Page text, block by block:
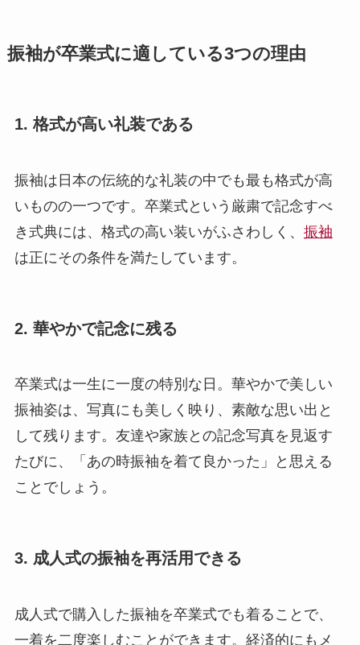
振袖が卒業式に適している3つの理由
1. 格式が高い礼装である
振袖は日本の伝統的な礼装の中でも最も格式が高
いものの一つです。卒業式という厳粛で記念すべ
き式典には、格式の高い装いがふさわしく、 振袖
は正にその条件を満たしています。
2. 華やかで記念に残る
卒業式は一生に一度の特別な日。華やかで美しい
振袖姿は、写真にも美しく映り、素敵な思い出と
して残ります。友達や家族との記念写真を見返す
たびに、「あの時振袖を着て良かった」と思える
ことでしょう。
3. 成人式の振袖を再活用できる
成人式で購入した振袖を卒業式でも着ることで、
一着を二度楽しむことができます。経済的にもメ